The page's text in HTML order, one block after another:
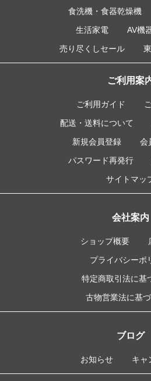
食洗機・食器乾燥機
生活家電
AV機
売り尽くしセール
ご利用案
ご利用ガイド
配送・送料について
新規会員登録
会
パスワード再発行
サイトマッ
会社案内
ショップ概要
プライバシーポ
特定商取引法に基
古物営業法に基
ブログ
お知らせ キャ